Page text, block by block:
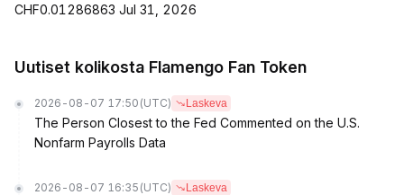
CHF0.01286863 Jul 31, 2026
Uutiset kolikosta Flamengo Fan Token
2026-08-07 17:50 (UTC) Laskeva
The Person Closest to the Fed Commented on the U.S.
Nonfarm Payrolls Data
2026-08-07 16:35 (UTC) Laskeva